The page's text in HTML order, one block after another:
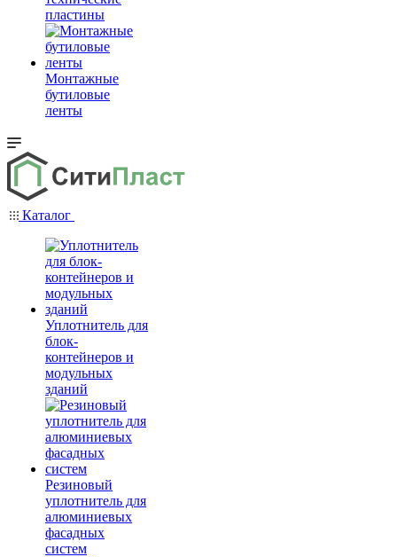
пластины
Монтажные
бутиловые
ленты
Каталог
Уплотнитель для
блок-
контейнеров и
модульных
зданий
Резиновый
уплотнитель для
алюминиевых
фасадных
систем